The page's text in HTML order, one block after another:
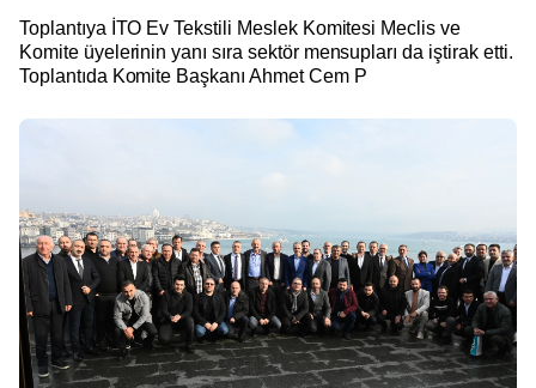
Toplantıya İTO Ev Tekstili Meslek Komitesi Meclis ve
Komite üyelerinin yanı sıra sektör mensupları da iştirak etti.
Toplantıda Komite Başkanı Ahmet Cem P